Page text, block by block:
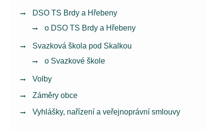
DSO TS Brdy a Hřebeny
o DSO TS Brdy a Hřebeny
Svazková škola pod Skalkou
o Svazkové škole
Volby
Záměry obce
Vyhlášky, nařízení a veřejnoprávní smlouvy